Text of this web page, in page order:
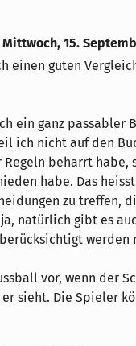
Mittwoch, 15.
einen guten
ein ganz passabler
ich nicht auf den
Regeln beharrt habe,
habe. Das
zu treffen,
natürlich gibt es
werden
vor, wenn der
sieht. Die Spieler